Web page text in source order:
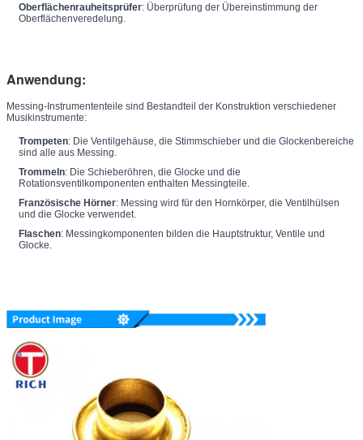
Oberflächenrauheitsprüfer: Überprüfung der Übereinstimmung der
Oberflächenveredelung.
Anwendung:
Messing-Instrumententeile sind Bestandteil der Konstruktion verschiedener
Musikinstrumente:
Trompeten: Die Ventilgehäuse, die Stimmschieber und die Glockenbereiche
sind alle aus Messing.
Trommeln: Die Schieberöhren, die Glocke und die
Rotationsventilkomponenten enthalten Messingteile.
Französische Hörner: Messing wird für den Hornkörper, die Ventilhülsen
und die Glocke verwendet.
Flaschen: Messingkomponenten bilden die Hauptstruktur, Ventile und
Glocke.